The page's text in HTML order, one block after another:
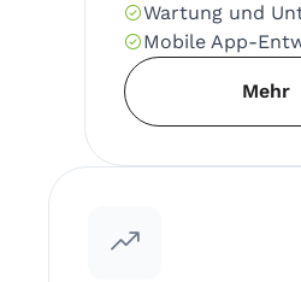
Wartung und
Mobile App-
Mehr